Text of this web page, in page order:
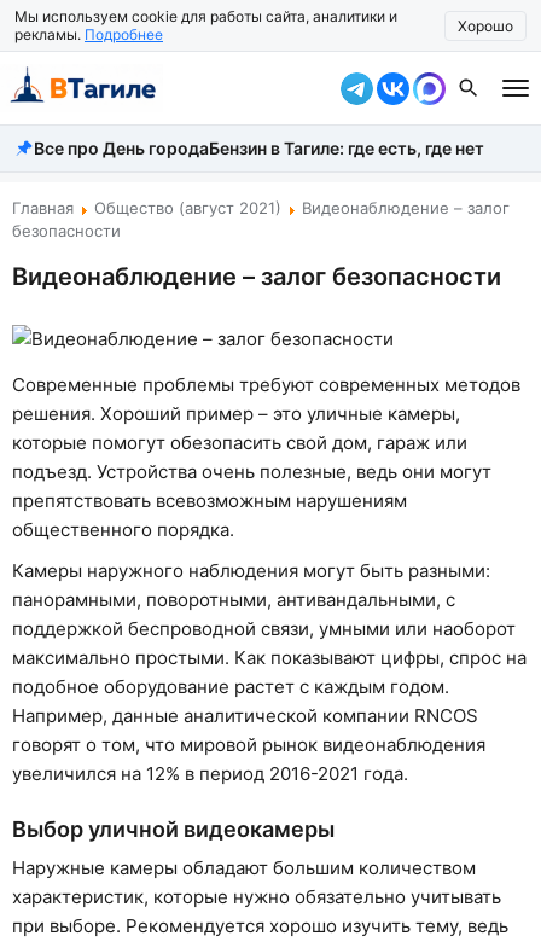
Мы используем cookie для работы сайта, аналитики и
рекламы. Подробнее Хорошо
Все новости
Происшествия
Жизнь
Экономика
Общество
Рассказать новость
Все про День городаБензин в Тагиле: где есть, где нет
Главная Общество (август 2021)
Видеонаблюдение – залог
безопасности
Видеонаблюдение – залог безопасности
Современные проблемы требуют современных методов
решения. Хороший пример – это уличные камеры,
которые помогут обезопасить свой дом, гараж или
подъезд. Устройства очень полезные, ведь они могут
препятствовать всевозможным нарушениям
общественного порядка.
Камеры наружного наблюдения могут быть разными:
панорамными, поворотными, антивандальными, с
поддержкой беспроводной связи, умными или наоборот
максимально простыми. Как показывают цифры, спрос на
подобное оборудование растет с каждым годом.
Например, данные аналитической компании RNCOS
говорят о том, что мировой рынок видеонаблюдения
увеличился на 12% в период 2016-2021 года.
Выбор уличной видеокамеры
Наружные камеры обладают большим количеством
характеристик, которые нужно обязательно учитывать
при выборе. Рекомендуется хорошо изучить тему, ведь